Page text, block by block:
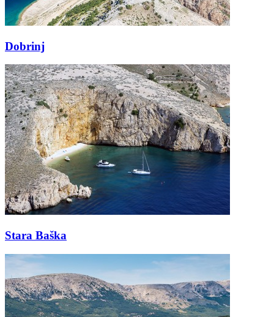
Dobrinj
Stara Baška